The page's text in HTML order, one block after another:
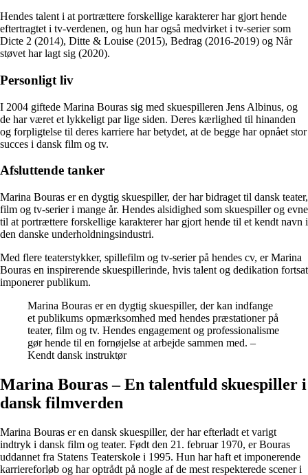
Hendes talent i at portrættere forskellige karakterer har gjort hende
eftertragtet i tv-verdenen, og hun har også medvirket i tv-serier som
Dicte 2 (2014), Ditte & Louise (2015), Bedrag (2016-2019) og Når
støvet har lagt sig (2020).
Personligt liv
I 2004 giftede Marina Bouras sig med skuespilleren Jens Albinus, og
de har været et lykkeligt par lige siden. Deres kærlighed til hinanden
og forpligtelse til deres karriere har betydet, at de begge har opnået stor
succes i dansk film og tv.
Afsluttende tanker
Marina Bouras er en dygtig skuespiller, der har bidraget til dansk teater,
film og tv-serier i mange år. Hendes alsidighed som skuespiller og evne
til at portrættere forskellige karakterer har gjort hende til et kendt navn i
den danske underholdningsindustri.
Med flere teaterstykker, spillefilm og tv-serier på hendes cv, er Marina
Bouras en inspirerende skuespillerinde, hvis talent og dedikation fortsat
imponerer publikum.
Marina Bouras er en dygtig skuespiller, der kan indfange
et publikums opmærksomhed med hendes præstationer på
teater, film og tv. Hendes engagement og professionalisme
gør hende til en fornøjelse at arbejde sammen med. –
Kendt dansk instruktør
Marina Bouras – En talentfuld skuespiller i
dansk filmverden
Marina Bouras er en dansk skuespiller, der har efterladt et varigt
indtryk i dansk film og teater. Født den 21. februar 1970, er Bouras
uddannet fra Statens Teaterskole i 1995. Hun har haft et imponerende
karriereforløb og har optrådt på nogle af de mest respekterede scener i